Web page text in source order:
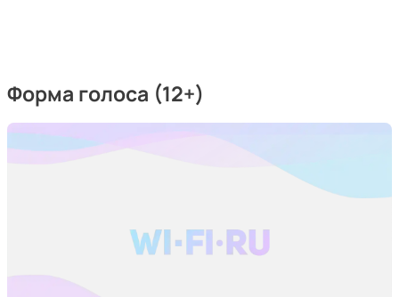
Форма голоса (12+)